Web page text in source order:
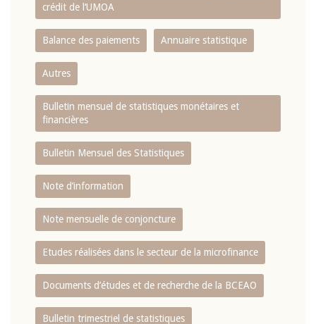
crédit de l‘UMOA
Balance des paiements Annuaire statistique
Autres
Bulletin mensuel de statistiques monétaires et
financières
Bulletin Mensuel des Statistiques
Note d’information
Note mensuelle de conjoncture
Etudes réalisées dans le secteur de la microfinance
Documents d’études et de recherche de la BCEAO
Bulletin trimestriel de statistiques